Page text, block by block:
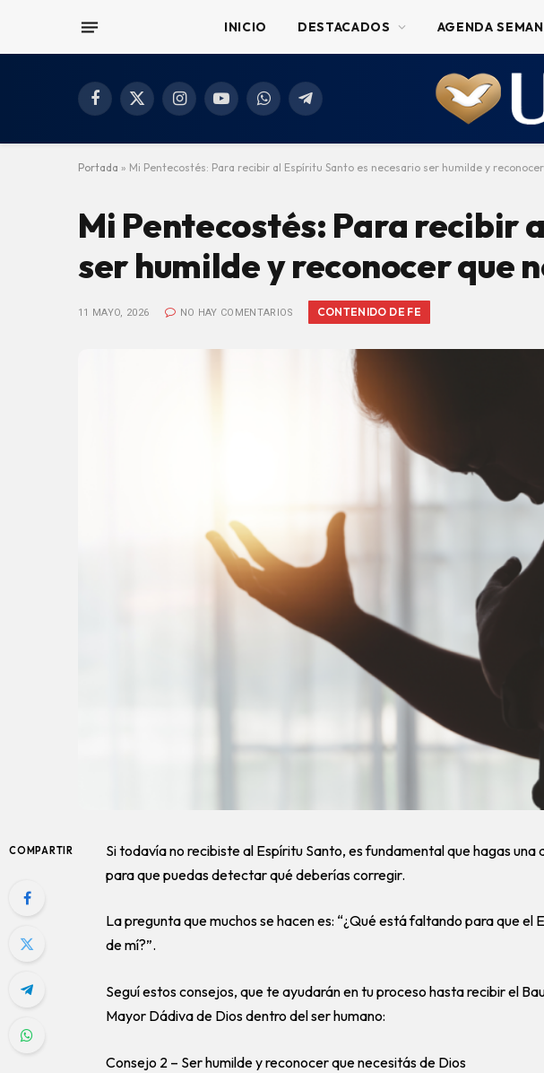
INICIO DESTACADOS AGENDA
Facebook
X
InstagramYouTubeWhatsAppTelegram
Portada » Mi Pentecostés: Para recibir al Espíritu Santo es necesario ser humilde y
Mi Pentecostés: Para recibir
ser humilde y reconocer que
11 MAYO, 2026 NO HAY COMENTARIOS CONTENIDO DE FE
COMPARTIR
Si todavía no recibiste al Espíritu Santo, es fundamental que hagas
para que puedas detectar qué deberías corregir.
La pregunta que muchos se hacen es: “¿Qué está faltando para que el
de mí?”.
Seguí estos consejos, que te ayudarán en tu proceso hasta recibir el
Mayor Dádiva de Dios dentro del ser humano:
Consejo 2 – Ser humilde y reconocer que necesitás de Dios